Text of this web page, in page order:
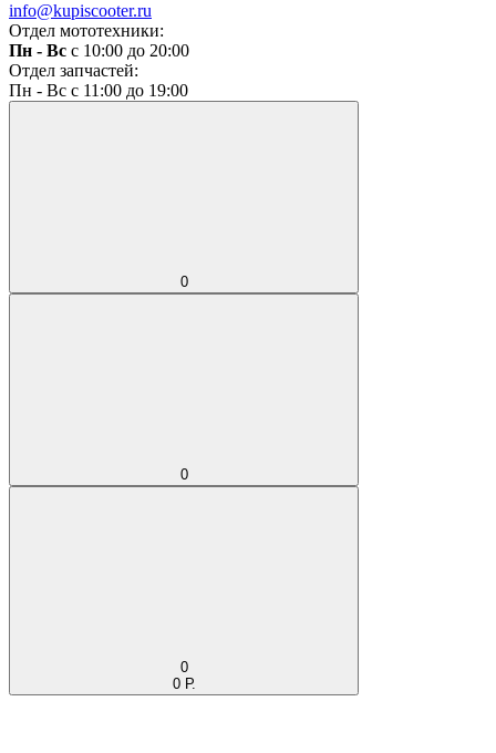
info@kupiscooter.ru
Отдел мототехники:
Пн - Вс с 10:00 до 20:00
Отдел запчастей:
Пн - Вс с 11:00 до 19:00
0
0
0
0 Р.